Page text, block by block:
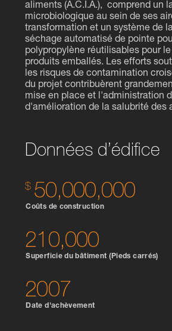
aliments (A.C.I.A.), comprend un
microbiologique au sein de ses
transformation et un système de
séchage automatisé de pointe
polypropylène réutilisables pour
produits emballés. Les efforts
les risques de contamination
du projet contribuèrent
mise en place et l'administration
d'amélioration de la salubrité des
Données d’édifice
50,000,000
Coûts de construction
210,000
Superficie du bâtiment (Pieds carrés)
2007
Date d'achèvement